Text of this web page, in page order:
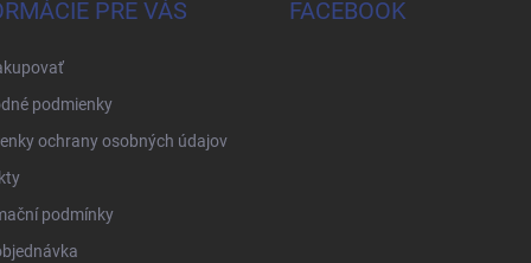
PRE VÁS
podmienky
ochrany osobných údajov
podmínky
FACEBOOK